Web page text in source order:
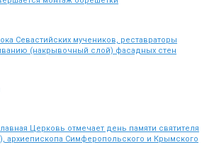
Севастийских мучеников, реставраторы
(накрывочный слой) фасадных стен
Церковь отмечает день памяти святителя
архиепископа Симферопольского и Крымского